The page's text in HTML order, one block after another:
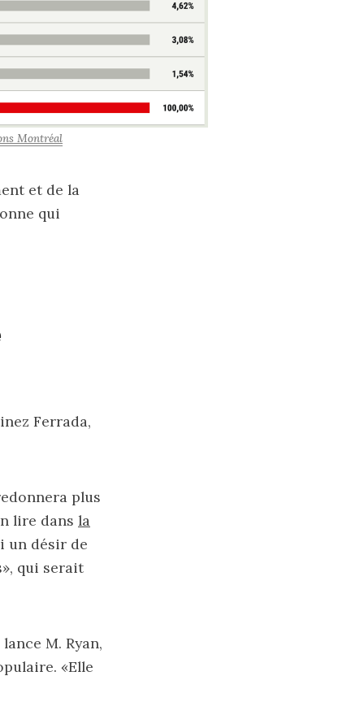
Montréal
et de la
qui
Ferrada,
plus
lire dans la
un désir de
qui serait
M. Ryan,
«Elle